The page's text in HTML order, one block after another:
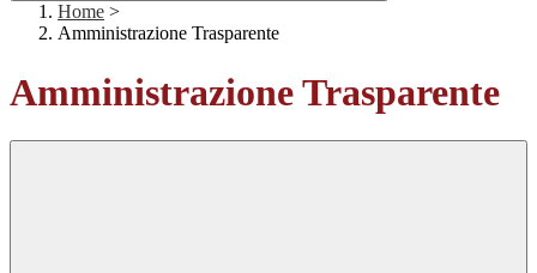
Home >
Amministrazione Trasparente
Amministrazione Trasparente